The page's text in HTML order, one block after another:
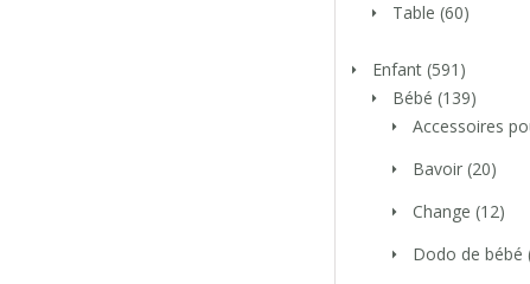
Table (60)
Enfant (591)
Bébé (139)
Accessoires
Bavoir (20)
Change (12)
Dodo de bébé